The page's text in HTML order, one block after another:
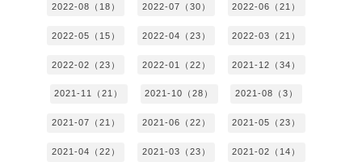
2022-08（18） 2022-07（30） 2022-06（21）
2022-05（15） 2022-04（23） 2022-03（21）
2022-02（23） 2022-01（22） 2021-12（34）
2021-11（21） 2021-10（28） 2021-08（3）
2021-07（21） 2021-06（22） 2021-05（23）
2021-04（22） 2021-03（23） 2021-02（14）